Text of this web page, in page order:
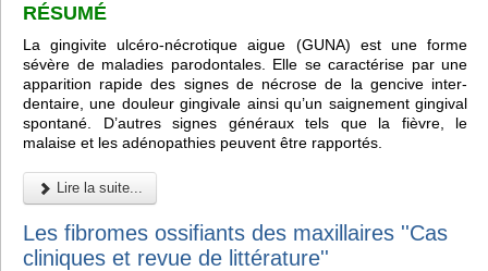
RÉSUMÉ
La gingivite ulcéro-nécrotique aigue (GUNA) est une forme
sévère de maladies parodontales. Elle se caractérise par une
apparition rapide des signes de nécrose de la gencive inter-
dentaire, une douleur gingivale ainsi qu’un saignement gingival
spontané. D’autres signes généraux tels que la fièvre, le
malaise et les adénopathies peuvent être rapportés.
Lire la suite...
Les fibromes ossifiants des maxillaires ''Cas
cliniques et revue de littérature''